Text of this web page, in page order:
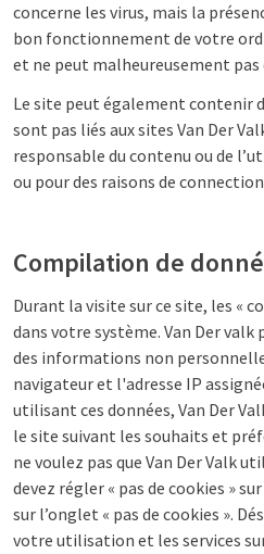
concerne les virus, mais la
bon fonctionnement de votre
et ne peut malheureusement
Le site peut également contenir
sont pas liés aux sites Van Der
responsable du contenu ou de
ou pour des raisons de
Compilation de
Durant la visite sur ce site, les «
dans votre système. Van Der
des informations non
navigateur et l'adresse IP
utilisant ces données, Van Der
le site suivant les souhaits et
ne voulez pas que Van Der Valk
devez régler « pas de cookies »
sur l’onglet « pas de cookies ».
votre utilisation et les services